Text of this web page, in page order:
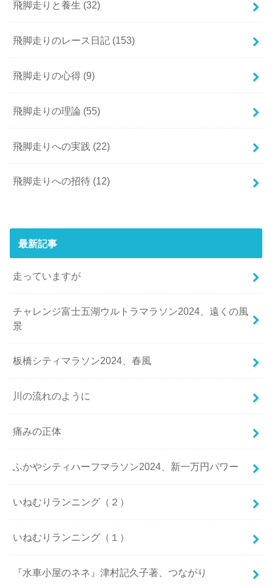
飛脚走りと養生 (32)
飛脚走りのレース日記 (153)
飛脚走りの心得 (9)
飛脚走りの理論 (55)
飛脚走りへの実践 (22)
飛脚走りへの招待 (12)
最新記事
走っていますが
チャレンジ富士五湖ウルトラマラソン2024、遠くの風
景
板橋シティマラソン2024、春風
川の流れのように
痛みの正体
ふかやシティハーフマラソン2024、新一万円パワー
いねむりランニング（２）
いねむりランニング（１）
『水車小屋のネネ』津村記久子著、つながり